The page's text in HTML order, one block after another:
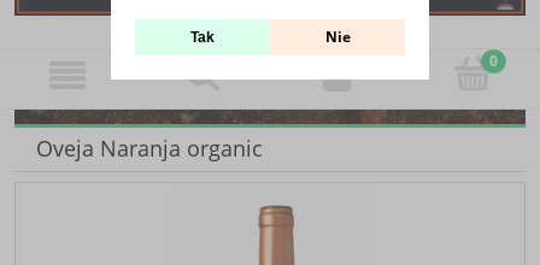
Oveja Naranja organic
Tak Nie